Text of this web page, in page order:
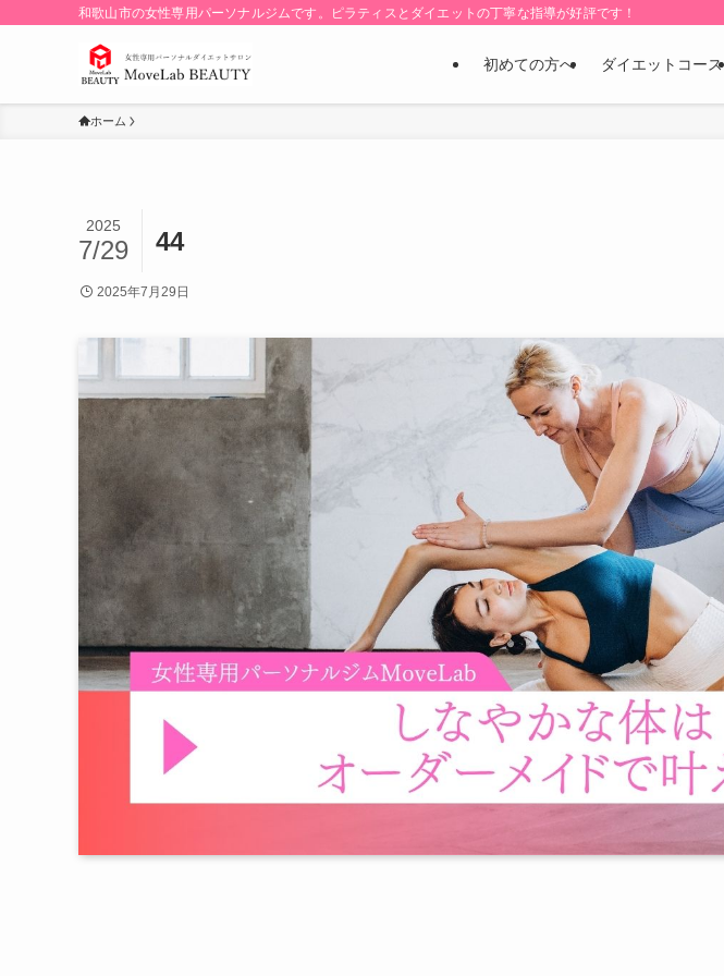
和歌山市の女性専用パーソナルジムです。ピラティスとダイエットの丁寧な指導が好評です！
初めての方へ ダイエットコース
ホーム
44
2025
7/29
2025年7月29日